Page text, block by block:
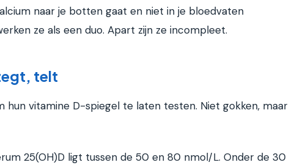
naar je botten gaat en niet in je bloedvaten
ze als een duo. Apart zijn ze incompleet.
telt
hun vitamine D-spiegel te laten testen. Niet gokken, maar
25(OH)D ligt tussen de 50 en 80 nmol/L. Onder de 30